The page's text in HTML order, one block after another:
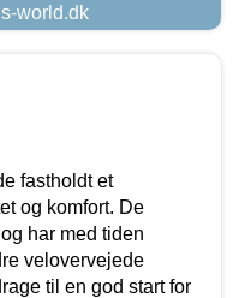
world.dk
fastholdt et
og komfort. De
har med tiden
velovervejede
til en god start for